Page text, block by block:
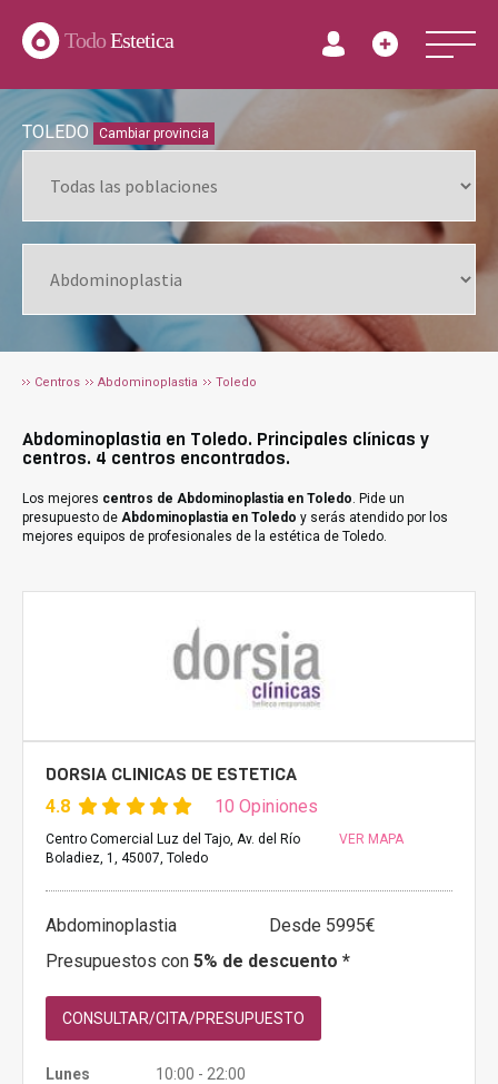
TodoEstetica
TOLEDO Cambiar provincia
Centros Abdominoplastia Toledo
Abdominoplastia en Toledo. Principales clínicas y
centros. 4 centros encontrados.
Los mejores centros de Abdominoplastia en Toledo. Pide un
presupuesto de Abdominoplastia en Toledo y serás atendido por los
mejores equipos de profesionales de la estética de Toledo.
DORSIA CLINICAS DE ESTETICA
4.8 10 Opiniones
Centro Comercial Luz del Tajo, Av. del Río
Boladiez, 1, 45007, Toledo
VER MAPA
Abdominoplastia
Desde 5995€
Presupuestos con 5% de descuento *
CONSULTAR/CITA/PRESUPUESTO
Lunes
10:00 - 22:00